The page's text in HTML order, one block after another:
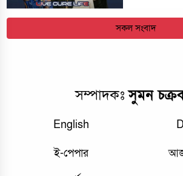
সকল সংবাদ
সম্পাদকঃসুমন
English
ই-পেপার